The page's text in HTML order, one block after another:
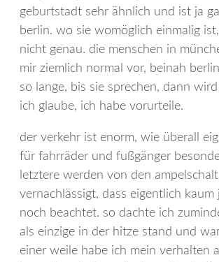
geburtstadt sehr ähnlich und ist ja
berlin. wo sie womöglich einmalig
nicht genau. die menschen in
mir ziemlich normal vor, beinah
so lange, bis sie sprechen, dann
ich glaube, ich habe vorurteile.
der verkehr ist enorm, wie überall
für fahrräder und fußgänger
letztere werden von den
vernachlässigt, dass eigentlich kaum
noch beachtet. so dachte ich
als einzige in der hitze stand und
einer weile habe ich mein verhalten